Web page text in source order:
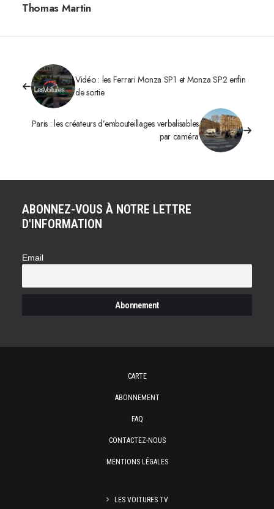
Thomas Martin
Vidéo : les Ferrari Monza SP1 et Monza SP2 enfin
de sortie
Paris : les créateurs d’embouteillages verbalisables
par caméra
ABONNEZ-VOUS À NOTRE LETTRE
D'INFORMATION
Email
CARTE
ABONNEMENT
FAQ
CONTACTEZ-NOUS
MENTIONS LÉGALES
LES VOITURES TV